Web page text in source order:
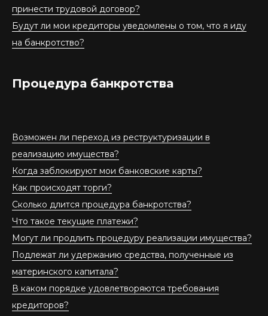
принести трудовой договор?
Будут ли мои кредиторы уведомлены о том, что я иду
на банкротство?
Процедура банкротства
Возможен ли переход из реструктуризации в
реализацию имущества?
Когда заблокируют мои банковские карты?
Как происходят торги?
Сколько длится процедура банкротства?
Что такое текущие платежи?
Могут ли продлить процедуру реализации имущества?
Подлежат ли удержанию средства, полученные из
материнского капитала?
В каком порядке удовлетворяются требования
кредиторов?